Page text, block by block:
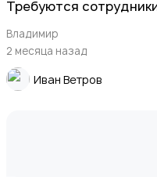
Мода и стиль
Требуются
Владимир
2 месяца назад
Иван Ветров